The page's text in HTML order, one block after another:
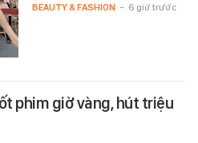
BEAUTY & FASHION - 6 giờ trước
phim giờ vàng, hút triệu